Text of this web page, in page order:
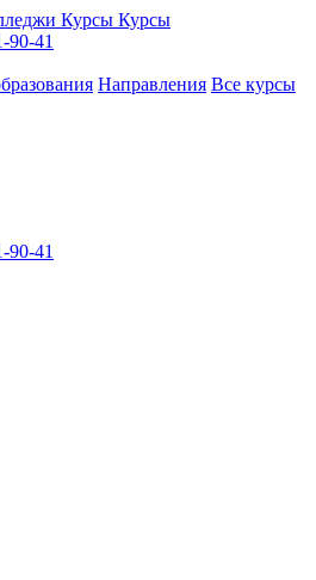
Курсы Курсы
90-41
Направления Все курсы
90-41